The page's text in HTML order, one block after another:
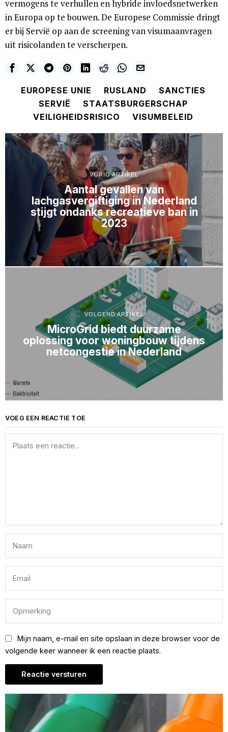
vermogens te verhullen en hybride invloedsnetwerken
in Europa op te bouwen. De Europese Commissie dringt
er bij Servië op aan de screening van visumaanvragen
uit risicolanden te verscherpen.
EUROPESE UNIE RUSLAND
SANCTIES
SERVIË
STAATSBURGERSCHAP
VEILIGHEIDSRISICO
VISUMBELEID
VORIG ARTIKEL
Aantal gevallen van
lachgasvergiftiging in Nederland
stijgt ondanks recreatieve ban in
2023
VOLGEND ARTIKEL
MicroGrid biedt duurzame
oplossing voor woningbouw tijdens
netcongestie in Nederland
VOEG EEN REACTIE TOE
Mijn naam, e-mail en site opslaan in deze browser voor de
volgende keer wanneer ik een reactie plaats.